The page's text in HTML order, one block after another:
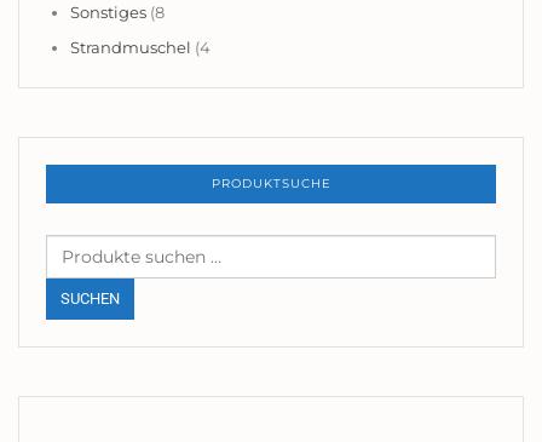
Sonstiges (8
Strandmuschel (4
PRODUKTSUCHE
Suchen
nach:
SUCHEN